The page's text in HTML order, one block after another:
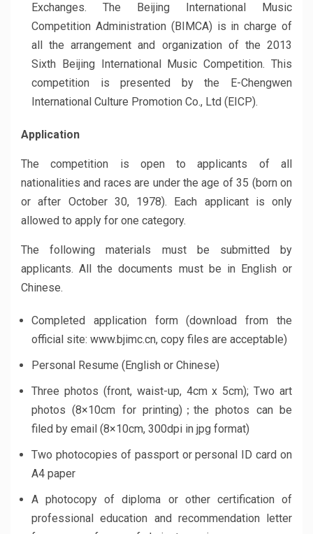
Exchanges. The Beijing International Music
Competition Administration (BIMCA) is in charge of
all the arrangement and organization of the 2013
Sixth Beijing International Music Competition. This
competition is presented by the E-Chengwen
International Culture Promotion Co., Ltd (EICP).
Application
The competition is open to applicants of all
nationalities and races are under the age of 35 (born on
or after October 30, 1978). Each applicant is only
allowed to apply for one category.
The following materials must be submitted by
applicants. All the documents must be in English or
Chinese.
Completed application form (download from the
official site: www.bjimc.cn, copy files are acceptable)
Personal Resume (English or Chinese)
Three photos (front, waist-up, 4cm x 5cm); Two art
photos (8×10cm for printing)；the photos can be
filed by email (8×10cm, 300dpi in jpg format)
Two photocopies of passport or personal ID card on
A4 paper
A photocopy of diploma or other certification of
professional education and recommendation letter